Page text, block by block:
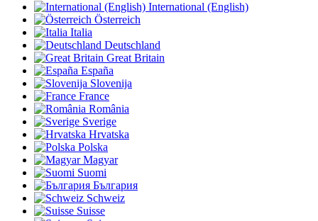
International (English)
Österreich
Italia
Deutschland
Great Britain
España
Slovenija
France
România
Sverige
Hrvatska
Polska
Magyar
Suomi
България
Schweiz
Suisse